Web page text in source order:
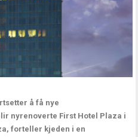
å få nye
nyrenoverte First Hotel Plaza i
forteller kjeden i en